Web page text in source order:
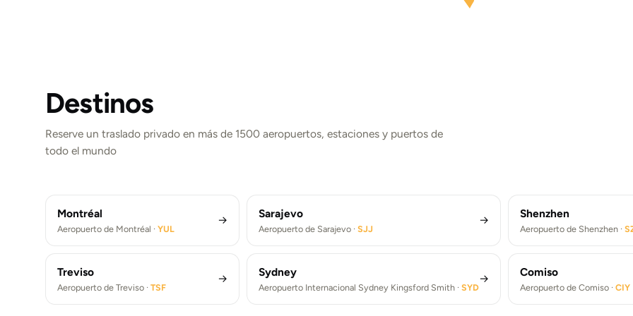
Destinos
Reserve un traslado privado en más de 1500 aeropuertos, estaciones y puertos de
todo el mundo
Londres
Aeropuerto de Londres-Heathrow ·
Nueva York
París
Aeropuerto Internacional
Montréal
Aeropuerto de Montréal · YUL
→
Sarajevo
Aeropuerto de Sarajevo ·SJJ
→
Shenzhen
Aeropuerto de Shenzhen ·
Treviso
Aeropuerto de Treviso · TSF
→
Sydney
Aeropuerto Internacional Sydney Kingsford Smith ·SYD
→
Comiso
Aeropuerto de Comiso ·CIY